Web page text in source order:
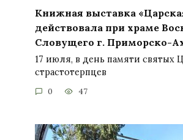
Книжная выставка
действовала при храме
Словущего г. Приморско-
17 июля, в день памяти святых
страстотерпцев
0 47